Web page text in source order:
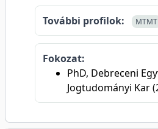
További profilok: MTMT
Fokozat:
PhD, Debreceni
Jogtudományi Kar